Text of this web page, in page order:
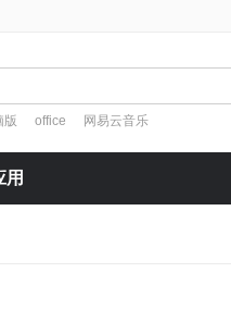
版 office 网易云音乐
用